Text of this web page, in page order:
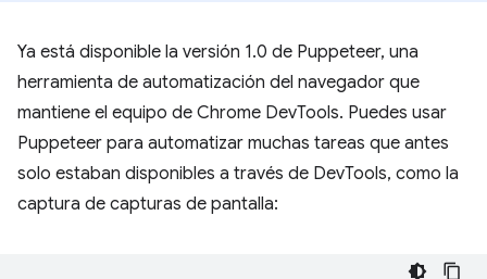
Ya está disponible la versión 1.0 de Puppeteer, una
herramienta de automatización del navegador que
mantiene el equipo de Chrome DevTools. Puedes usar
Puppeteer para automatizar muchas tareas que antes
solo estaban disponibles a través de DevTools, como la
captura de capturas de pantalla: